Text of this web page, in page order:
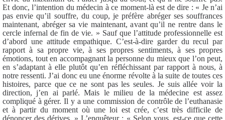
Et donc, l’intention du médecin à ce moment-là est de dire : « Je n’ai
pas envie qu’il souffre, du coup, je préfère abréger ses souffrances
maintenant, abréger sa vie maintenant, avant qu’il ne rentre dans le
cercle infernal de fin de vie. » Sauf que l’attitude professionnelle est
d’abord une attitude empathique. C’est-à-dire garder du recul par
rapport à sa propre vie, à ses propres sentiments, à ses propres
émotions, tout en accompagnant la personne du mieux que l’on peut,
en s’adaptant à elle plutôt qu’en réfléchissant par rapport à nous, à
notre ressenti. J’ai donc eu une énorme révolte à la suite de toutes ces
histoires, parce que ce ne sont pas les seules. Je suis allée voir la
direction, j’en ai parlé. Mais le milieu de la médecine est assez
compliqué à gérer. Il y a une commission de contrôle de l’euthanasie
et à partir du moment où une loi est crée, c’est très difficile de